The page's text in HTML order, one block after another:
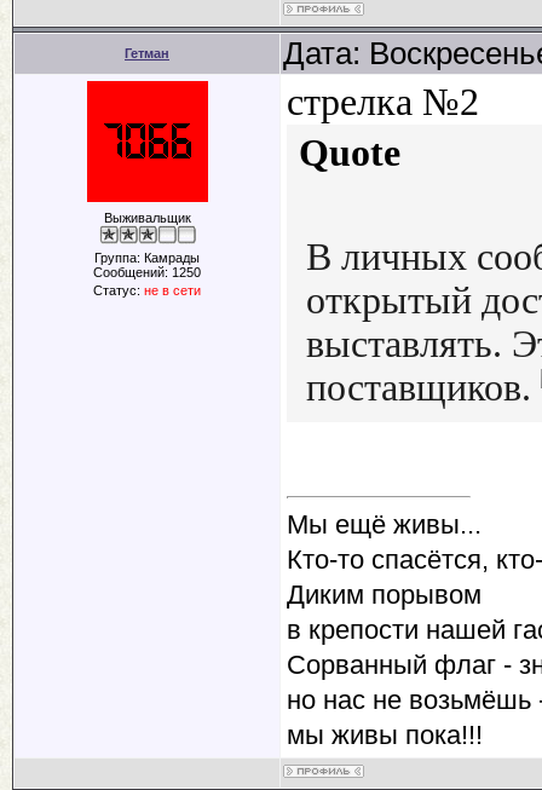
Гетман Дата:
Выживальщик
Группа: Камрады
Сообщений: 1250
Статус: не в сети
стрелка №2
Quote
В личных
открытый
выставлять.
поставщиков.
Мы ещё живы...
Кто-то спасётся,
Диким порывом
в крепости нашей
Сорванный флаг -
но нас не возьмёшь
мы живы пока!!!